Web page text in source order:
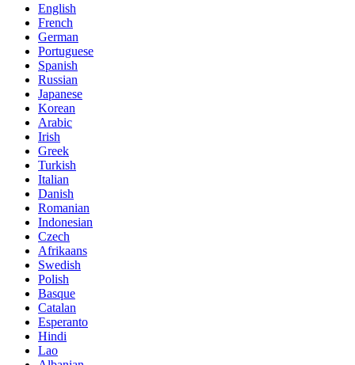
English
French
German
Portuguese
Spanish
Russian
Japanese
Korean
Arabic
Irish
Greek
Turkish
Italian
Danish
Romanian
Indonesian
Czech
Afrikaans
Swedish
Polish
Basque
Catalan
Esperanto
Hindi
Lao